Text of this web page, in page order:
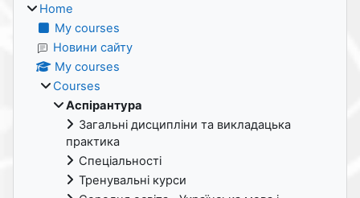
Home
My courses
Новини сайту
My courses
Courses
Аспірантура
Загальні дисципліни та викладацька
практика
Спеціальності
Тренувальні курси